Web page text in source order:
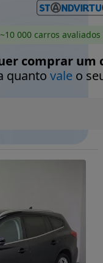
~10 000 carros
comprar um
quanto valeo